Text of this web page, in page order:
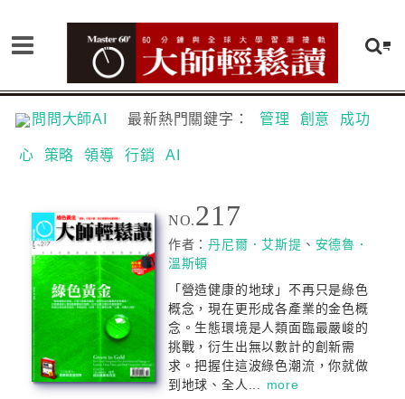
問問大師AI 最新熱門關鍵字： 管理 創意 成功
心 策略 領導 行銷 AI
NO.217
作者：丹尼爾．艾斯提 、 安德魯．
溫斯頓
「營造健康的地球」不再只是綠色
概念，現在更形成各產業的金色概
念。生態環境是人類面臨最嚴峻的
挑戰，衍生出無以數計的創新需
求。把握住這波綠色潮流，你就做
到地球、全人... more